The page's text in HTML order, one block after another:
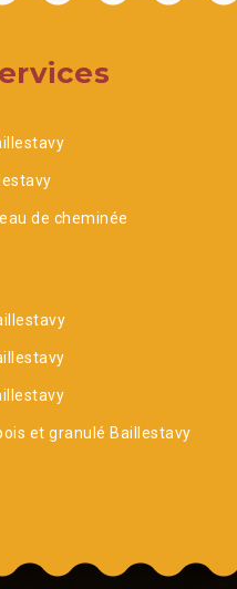
de cheminée
et granulé Baillestavy